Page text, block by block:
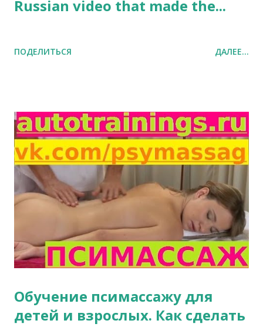
Russian video that made the...
ПОДЕЛИТЬСЯ ДАЛЕЕ...
Обучение псимассажу для
детей и взрослых. Как сделать